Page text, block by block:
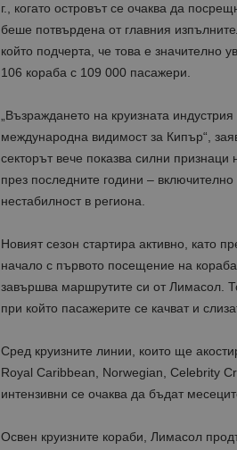
г., когато островът се очаква да
беше потвърдена от главния
който подчерта, че това е значително
106 кораба с 109 000 пасажери.
„Възраждането на круизната
международна видимост за Кипър“,
секторът вече показва силни
през последните години –
нестабилност в региона.
Новият сезон стартира активно, като
начало с първото посещение на
завършва маршрутите си от Лимасол.
при който пасажерите се качват и
Сред круизните линии, които ще
Royal Caribbean, Norwegian, Celebrity
интензивни се очаква да бъдат
Освен круизните кораби, Лимасол